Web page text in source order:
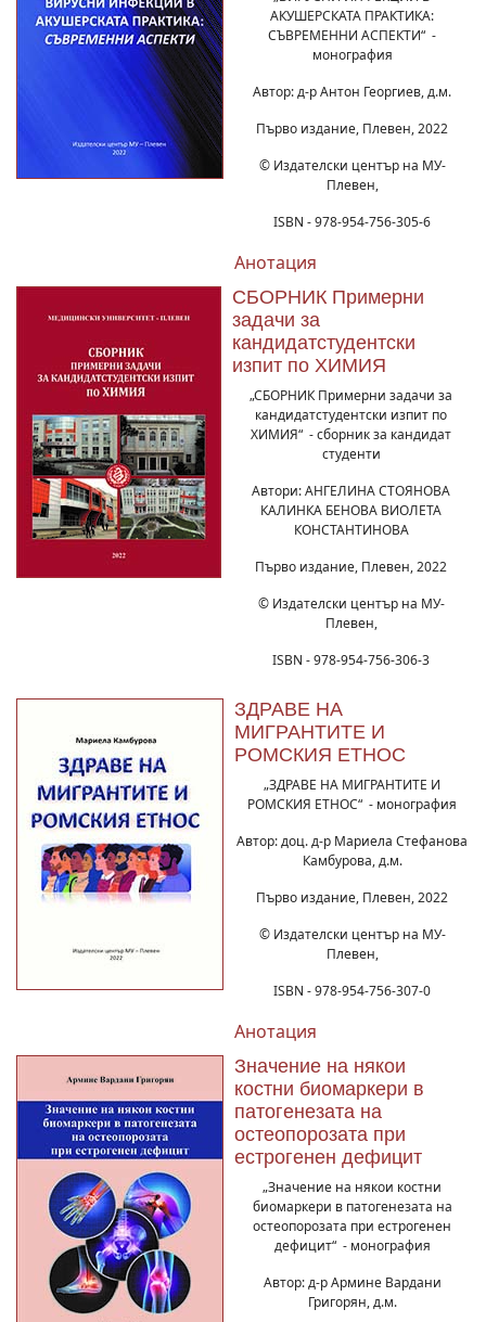
АКУШЕРСКАТА ПРАКТИКА:
СЪВРЕМЕННИ АСПЕКТИ“ -
монография
Автор: д-р Антон Георгиев, д.м.
Първо издание, Плевен, 2022
© Издателски център на МУ-
Плевен,
ISBN - 978-954-756-305-6
Анотация
СБОРНИК Примерни
задачи за
кандидатстудентски
изпит по ХИМИЯ
„СБОРНИК Примерни задачи за
кандидатстудентски изпит по
ХИМИЯ“ - сборник за кандидат
студенти
Автори: АНГЕЛИНА СТОЯНОВА
КАЛИНКА БЕНОВА ВИОЛЕТА
КОНСТАНТИНОВА
Първо издание, Плевен, 2022
© Издателски център на МУ-
Плевен,
ISBN - 978-954-756-306-3
ЗДРАВЕ НА
МИГРАНТИТЕ И
РОМСКИЯ ЕТНОС
„ЗДРАВЕ НА МИГРАНТИТЕ И
РОМСКИЯ ЕТНОС“ - монография
Автор: доц. д-р Мариела Стефанова
Камбурова, д.м.
Първо издание, Плевен, 2022
© Издателски център на МУ-
Плевен,
ISBN - 978-954-756-307-0
Анотация
Значение на някои
костни биомаркери в
патогенезата на
остеопорозата при
естрогенен дефицит
„Значение на някои костни
биомаркери в патогенезата на
остеопорозата при естрогенен
дефицит“ - монография
Автор: д-р Армине Вардани
Григорян, д.м.